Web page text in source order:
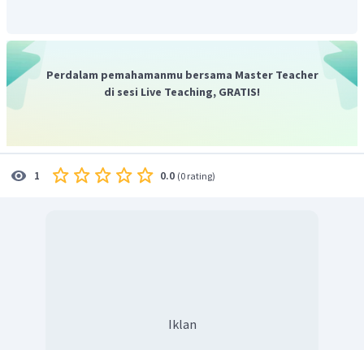
terpengaruh India.
Jadi, jawaban benar adalah B.
Perdalam pemahamanmu bersama Master Teacher
di sesi Live Teaching, GRATIS!
1 0.0 (0 rating)
Iklan